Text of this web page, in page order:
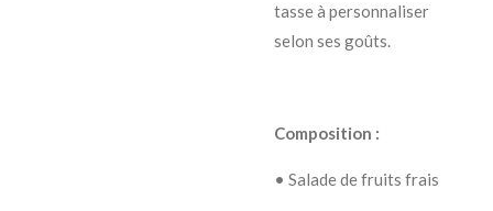
tasse à personnaliser
selon ses goûts.
Composition :
• Salade de fruits frais